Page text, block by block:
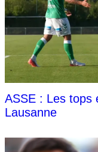
ASSE : Les tops
Lausanne